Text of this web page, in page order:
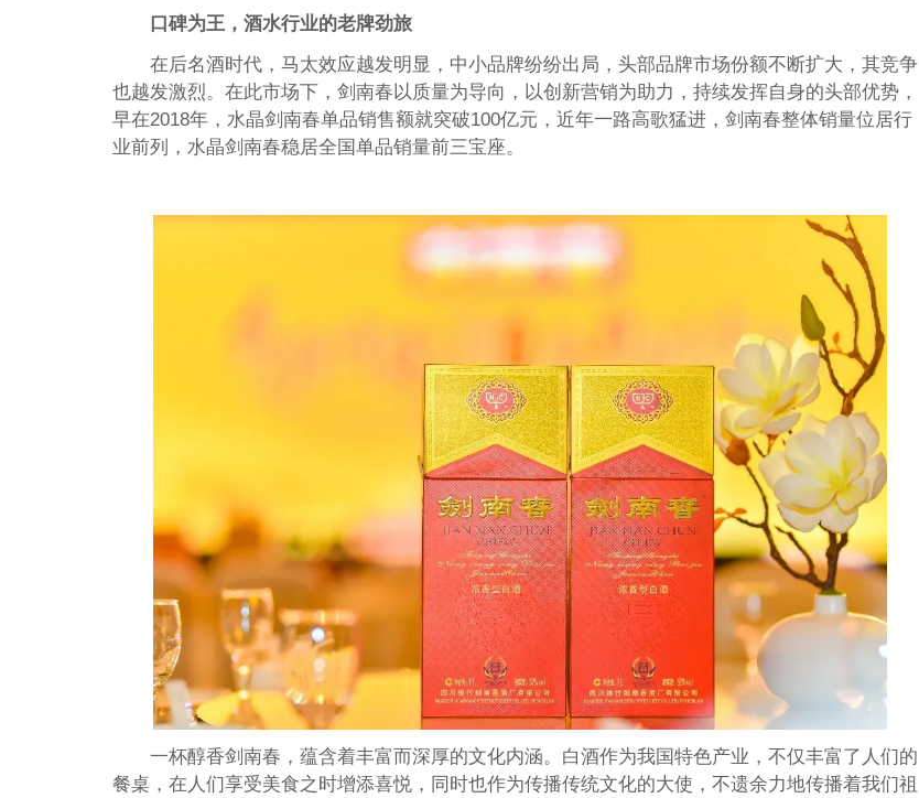
口碑为王，酒水行业的老牌劲旅
在后名酒时代，马太效应越发明显，中小品牌纷纷出局，头部品牌市场份额不断扩大，其竞争
也越发激烈。在此市场下，剑南春以质量为导向，以创新营销为助力，持续发挥自身的头部优势，
早在2018年，水晶剑南春单品销售额就突破100亿元，近年一路高歌猛进，剑南春整体销量位居行
业前列，水晶剑南春稳居全国单品销量前三宝座。
一杯醇香剑南春，蕴含着丰富而深厚的文化内涵。白酒作为我国特色产业，不仅丰富了人们的
餐桌，在人们享受美食之时增添喜悦，同时也作为传播传统文化的大使，不遗余力地传播着我们祖